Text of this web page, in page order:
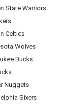
State Warriors
Celtics
Wolves
Bucks
Nuggets
Sixers